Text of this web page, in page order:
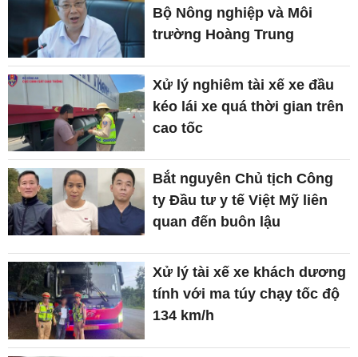
Bộ Nông nghiệp và Môi
trường Hoàng Trung
Xử lý nghiêm tài xế xe đầu
kéo lái xe quá thời gian trên
cao tốc
Bắt nguyên Chủ tịch Công
ty Đầu tư y tế Việt Mỹ liên
quan đến buôn lậu
Xử lý tài xế xe khách dương
tính với ma túy chạy tốc độ
134 km/h